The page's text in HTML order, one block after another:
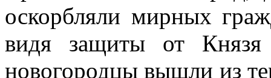
оскорбляли мирных
видя защиты от Князя
новогородцы вышли из